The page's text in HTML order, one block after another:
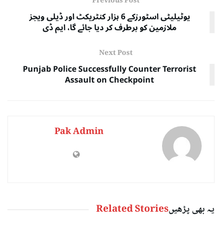
یوٹیلیٹی اسٹورزکے 6 ہزار کنٹریکٹ اور ڈیلی ویجز
ملازمین کو برطرف کر دیا جائے گا، ایم ڈی
Next Post
Punjab Police Successfully Counter Terrorist
Assault on Checkpoint
Pak Admin
یہ بھی پڑھیںRelated Stories